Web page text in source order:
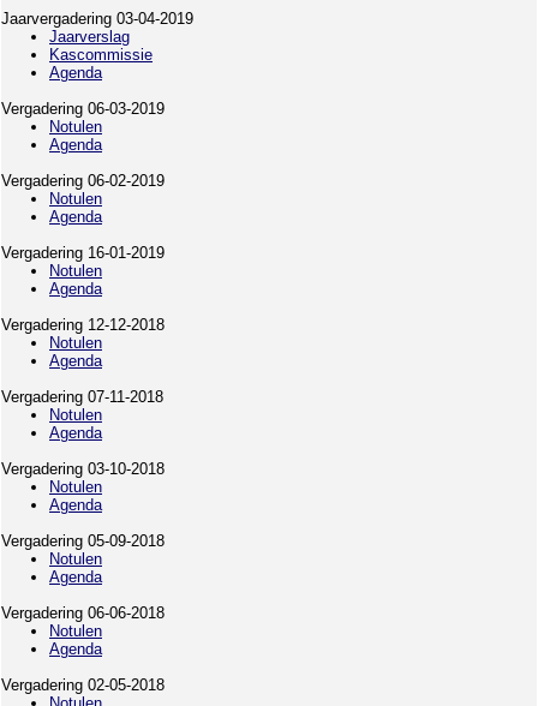
Jaarvergadering 03-04-2019
Jaarverslag
Kascommissie
Agenda
Vergadering 06-03-2019
Notulen
Agenda
Vergadering 06-02-2019
Notulen
Agenda
Vergadering 16-01-2019
Notulen
Agenda
Vergadering 12-12-2018
Notulen
Agenda
Vergadering 07-11-2018
Notulen
Agenda
Vergadering 03-10-2018
Notulen
Agenda
Vergadering 05-09-2018
Notulen
Agenda
Vergadering 06-06-2018
Notulen
Agenda
Vergadering 02-05-2018